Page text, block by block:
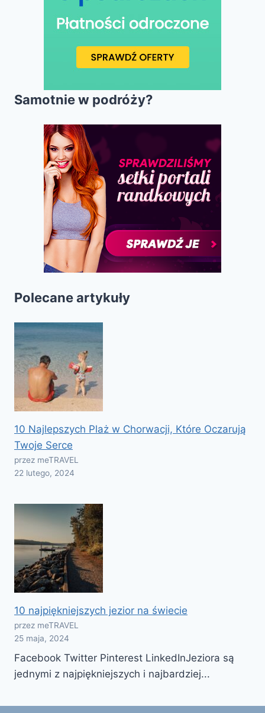
Samotnie w podróży?
Polecane artykuły
10 Najlepszych Plaż w Chorwacji, Które Oczarują
Twoje Serce
przez meTRAVEL
22 lutego, 2024
10 najpiękniejszych jezior na świecie
przez meTRAVEL
25 maja, 2024
Facebook Twitter Pinterest LinkedInJeziora są
jednymi z najpiękniejszych i najbardziej...